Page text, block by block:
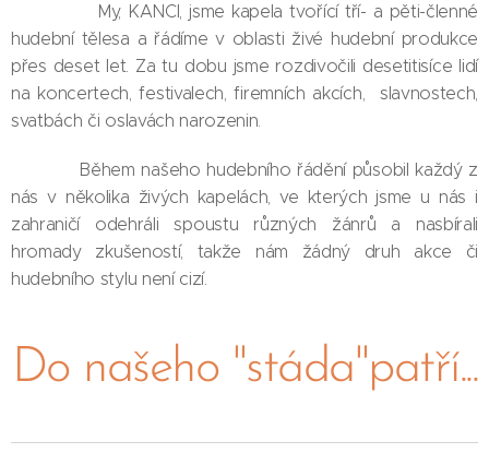
My, KANCI, jsme kapela tvořící tří- a pěti-členné
hudební tělesa a řádíme v oblasti živé hudební produkce
přes deset let. Za tu dobu jsme rozdivočili desetitisíce lidí
na koncertech, festivalech, firemních akcích, slavnostech,
svatbách či oslavách narozenin.
Během našeho hudebního řádění působil každý z
nás v několika živých kapelách, ve kterých jsme u nás i
zahraničí odehráli spoustu různých žánrů a nasbírali
hromady zkušeností, takže nám žádný druh akce či
hudebního stylu není cizí.
Do našeho "stáda"patří...